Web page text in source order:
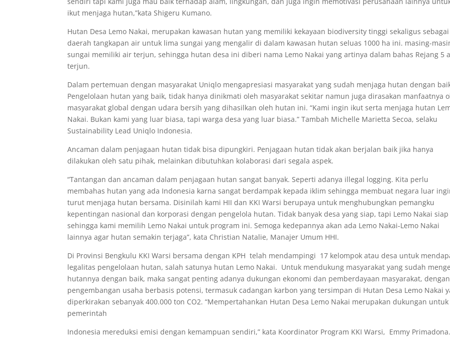
ikut menjaga hutan,”kata Shigeru Kumano.
Hutan Desa Lemo Nakai, merupakan kawasan hutan yang memiliki kekayaan biodiversity tinggi sekaligus sebagai
daerah tangkapan air untuk lima sungai yang mengalir di dalam kawasan hutan seluas 1000 ha ini. masing-
sungai memiliki air terjun, sehingga hutan desa ini diberi nama Lemo Nakai yang artinya dalam bahas Rejang 5
terjun.
Dalam pertemuan dengan masyarakat Uniqlo mengapresiasi masyarakat yang sudah menjaga hutan dengan
Pengelolaan hutan yang baik, tidak hanya dinikmati oleh masyarakat sekitar namun juga dirasakan manfaatnya
masyarakat global dengan udara bersih yang dihasilkan oleh hutan ini. “Kami ingin ikut serta menjaga hutan
Nakai. Bukan kami yang luar biasa, tapi warga desa yang luar biasa.” Tambah Michelle Marietta Secoa, selaku
Sustainability Lead Uniqlo Indonesia.
Ancaman dalam penjagaan hutan tidak bisa dipungkiri. Penjagaan hutan tidak akan berjalan baik jika hanya
dilakukan oleh satu pihak, melainkan dibutuhkan kolaborasi dari segala aspek.
“Tantangan dan ancaman dalam penjagaan hutan sangat banyak. Seperti adanya illegal logging. Kita perlu
membahas hutan yang ada Indonesia karna sangat berdampak kepada iklim sehingga membuat negara luar
turut menjaga hutan bersama. Disinilah kami HII dan KKI Warsi berupaya untuk menghubungkan pemangku
kepentingan nasional dan korporasi dengan pengelola hutan. Tidak banyak desa yang siap, tapi Lemo Nakai siap
sehingga kami memilih Lemo Nakai untuk program ini. Semoga kedepannya akan ada Lemo Nakai-Lemo Nakai
lainnya agar hutan semakin terjaga”, kata Christian Natalie, Manajer Umum HHI.
Di Provinsi Bengkulu KKI Warsi bersama dengan KPH telah mendampingi 17 kelompok atau desa untuk
legalitas pengelolaan hutan, salah satunya hutan Lemo Nakai. Untuk mendukung masyarakat yang sudah
hutannya dengan baik, maka sangat penting adanya dukungan ekonomi dan pemberdayaan masyarakat, dengan
pengembangan usaha berbasis potensi, termasuk cadangan karbon yang tersimpan di Hutan Desa Lemo Nakai
diperkirakan sebanyak 400.000 ton CO2. “Mempertahankan Hutan Desa Lemo Nakai merupakan dukungan untuk
pemerintah
Indonesia mereduksi emisi dengan kemampuan sendiri,” kata Koordinator Program KKI Warsi, Emmy Primadona.